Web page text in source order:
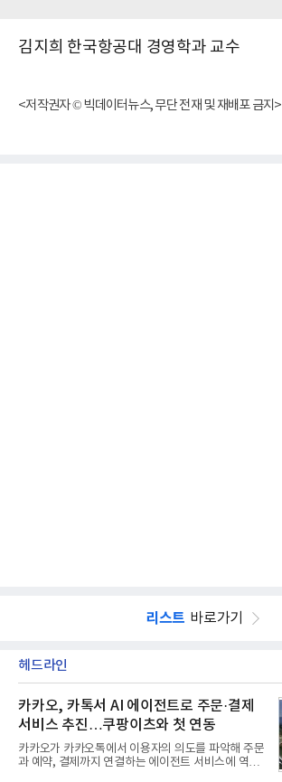
김지희 한국항공대 경영학과 교수
<저작권자 © 빅데이터뉴스, 무단 전재 및 재배포 금지>
리스트 바로가기
헤드라인
카카오, 카톡서 AI 에이전트로 주문·결제
서비스 추진…쿠팡이츠와 첫 연동
카카오가 카카오톡에서 이용자의 의도를 파악해 주문
과 예약, 결제까지 연결하는 에이전트 서비스에 역량